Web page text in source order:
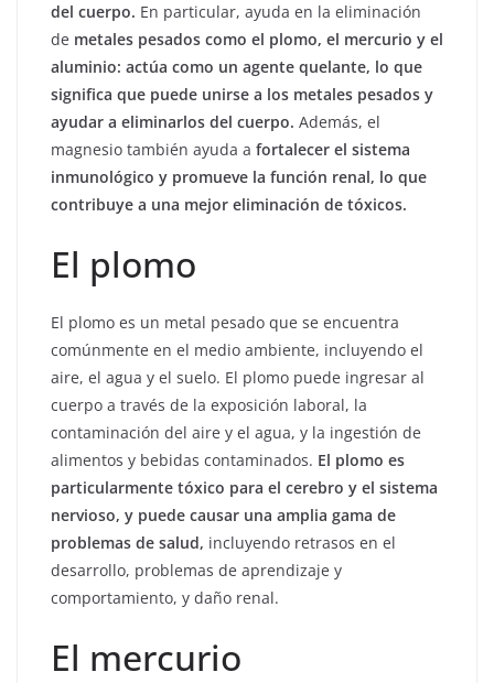
del cuerpo. En particular, ayuda en la eliminación
de metales pesados como el plomo, el mercurio y el
aluminio: actúa como un agente quelante, lo que
significa que puede unirse a los metales pesados y
ayudar a eliminarlos del cuerpo. Además, el
magnesio también ayuda a fortalecer el sistema
inmunológico y promueve la función renal, lo que
contribuye a una mejor eliminación de tóxicos.
El plomo
El plomo es un metal pesado que se encuentra
comúnmente en el medio ambiente, incluyendo el
aire, el agua y el suelo. El plomo puede ingresar al
cuerpo a través de la exposición laboral, la
contaminación del aire y el agua, y la ingestión de
alimentos y bebidas contaminados. El plomo es
particularmente tóxico para el cerebro y el sistema
nervioso, y puede causar una amplia gama de
problemas de salud, incluyendo retrasos en el
desarrollo, problemas de aprendizaje y
comportamiento, y daño renal.
El mercurio